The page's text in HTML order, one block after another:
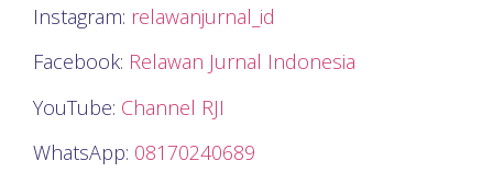
Instagram: relawanjurnal_id
Facebook: Relawan Jurnal Indonesia
YouTube: Channel RJI
WhatsApp: 08170240689